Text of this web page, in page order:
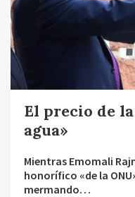
El precio de
agua»
Mientras Emomali
honorífico «de la
mermando…